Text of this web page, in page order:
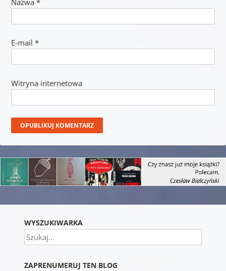
Nazwa *
E-mail *
Witryna internetowa
WYSZUKIWARKA
Szukaj
ZAPRENUMERUJ TEN BLOG